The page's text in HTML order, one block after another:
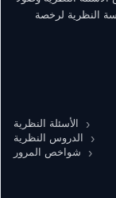
النظرية لرخصة
الأسئلة النظرية
الدروس النظرية
شواخص المرور